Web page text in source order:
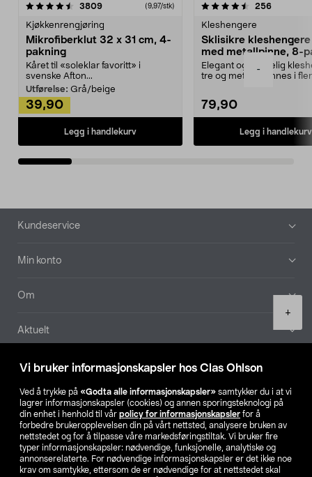
Vi bruker informasjonskapsler hos Clas Ohlson
Ved å trykke på «Godta alle informasjonskapsler» samtykker du i at vi
lagrer informasjonskapsler (cookies) og annen sporingsteknologi på
din enhet i henhold til vår policy for informasjonskapsler for å
forbedre brukeropplevelsen din på vårt nettsted, analysere bruken av
nettstedet og for å tilpasse våre markedsføringstiltak. Vi bruker fire
typer informasjonskapsler: nødvendige, funksjonelle, analytiske og
annonserelaterte. For nødvendige informasjonskapsler er det ikke noe
krav om samtykke, ettersom de er nødvendige for at nettstedet skal
-
+
3809anmeldelser(9,97/stk)
Kjøkkenrengjøring
Mikrofiberklut 32 x 31 cm, 4-
pakning
Kåret til «soleklar favoritt» i
svenske Afton...
Utførelse: Grå/beige
39,90
Legg i handlekurv
4.5av 5 stjerner 256
Kleshengere
Sklisikre
med metallpinne, 8-
Elegant og skikkelig
tre og metall – finnes i
79,90
Legg i handlekurv
4.5av 5 stjerner
Bunntekst
Kundeservice
Min konto
Om
Aktuelt
Våre selskaper
Finn din butikk
SE NO FI